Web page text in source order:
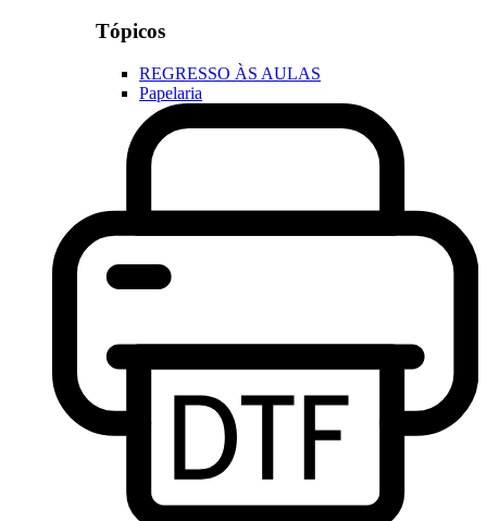
Tópicos
REGRESSO ÀS AULAS
Papelaria